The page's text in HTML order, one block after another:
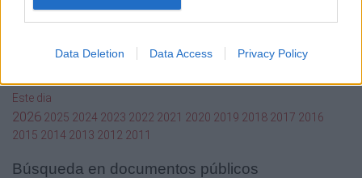
Data Deletion Data Access Privacy Policy
Preferencias de usuario
Configuración de cookies
Este dia
2026 2025 2024 2023 2022 2021 2020 2019 2018 2017 2016
2015 2014 2013 2012 2011
Búsqueda en documentos públicos